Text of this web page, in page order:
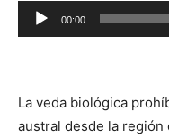
Reproductor
de
00:00
La veda biológica
austral desde la región